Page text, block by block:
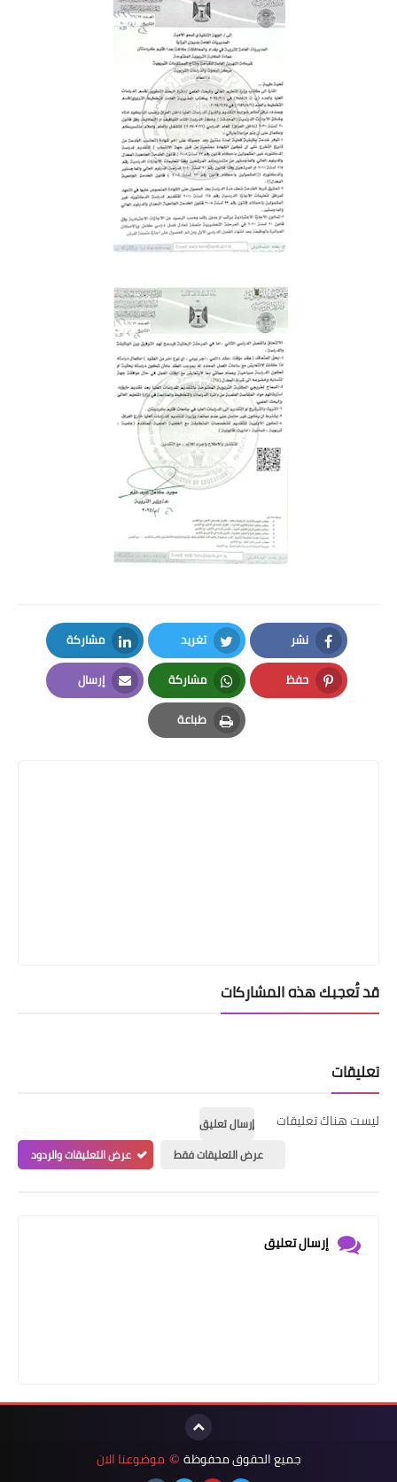
نشر
Facebook
تغريد
Twitter
مشاركة
LinkedIn
حفظ
Pinterest
مشاركة
Whatsapp
إرسال
Email
طباعة
Print
قد تُعجبك هذه المشاركات
تعليقات
ليست هناك تعليقات
إرسال تعليق
عرض التعليقات فقط
عرض التعليقات والردود
إرسال تعليق
جميع الحقوق محفوظة © موضوعنا الان